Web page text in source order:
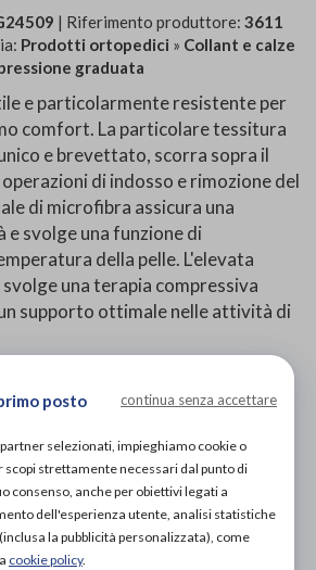
| Riferimento produttore: 3611
Prodotti ortopedici » Collant e calze
graduata
e particolarmente resistente per
comfort. La particolare tessitura
e brevettato, scorra sopra il
di indosso e rimozione del
di microfibra assicura una
svolge una funzione di
della pelle. L'elevata
una terapia compressiva
supporto ottimale nelle attività di
funzionali, la calza
vero sollievo nella terapia e una
e voglia di movimento per ogni
e funzionale lavorazione in
del piede minimizza la
segni sulla pelle, anche con una
90 gradi, tanto che la calza a trama
sensazione di comfort
posto continua senza accettare
selezionati, impieghiamo cookie o
strettamente necessari dal punto di
consenso, anche per obiettivi legati a
dell'esperienza utente, analisi statistiche
la pubblicità personalizzata), come
cookie policy.